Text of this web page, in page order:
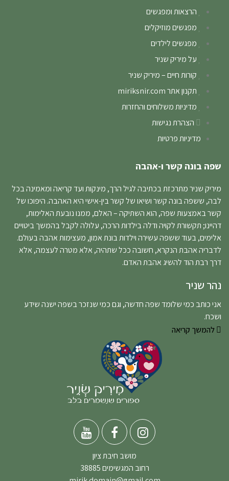
הרצאות ומפגשים
מפגשים מוזיקלים
מפגשים לילדים
על מיריק שניר
קורות חיים – מיריק שניר
תקנון אתר miriksnir.com
מדיניות משלוחים והחזרות
הצהרת נגישות
מדיניות פרטיות
שפה בונה קשר ו-אהבה
מיריק שניר מתרכזת בכתיבה לגיל הרך, מינקות ועד קריאה ומאמינה בכל
לבה, ששפה בונה קשר ושיאו של קשר בין-אישי היא האהבה. היפוכו של
קשר באמצעות שפה, הוא השתיקה – האלם, ממנו נובעת האלימות,
דהיינו; תקשורת לקויה ודלה בילדות הרכה, עלולה לקבל בהמשך ביטויים
אלימים, בעוד ששפה עשירה וילדות בונת אמון, מעצימות אהבה בעולם.
לדבריה אהבת הנקרא, חשובה ככל שתהיה, אלא מטרה לעצמה, אלא
דרך רבת הוד להשיג אהבת האדם.
נהר שניר
אני כותב כמי שלומד שפה חדשה, וגם כמי שנזכר בשפה ישנה שידע
ושכח.
להמשך קריאה
מושב חיבת ציון
רחוב המגשימים 38885